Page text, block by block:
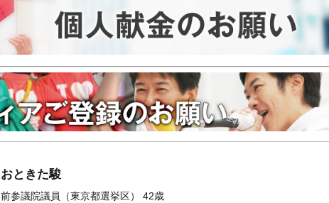
おときた駿
前参議院議員（東京都選挙区） 42歳